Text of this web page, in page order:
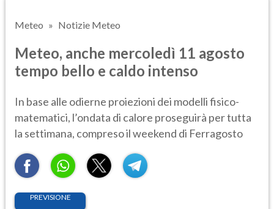
Meteo Notizie Meteo
Meteo, anche mercoledì 11 agosto
tempo bello e caldo intenso
In base alle odierne proiezioni dei modelli fisico-
matematici, l’ondata di calore proseguirà per tutta
la settimana, compreso il weekend di Ferragosto
PREVISIONE